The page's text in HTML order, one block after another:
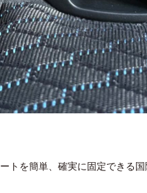
トを簡単、確実に固定できる